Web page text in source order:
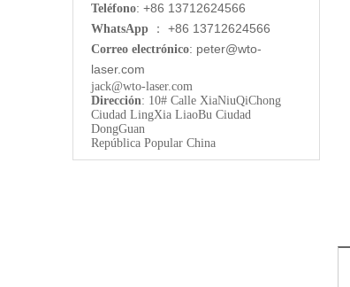
Teléfono: +86 13712624566
WhatsApp ： +86 13712624566
Correo electrónico: peter@wto-
laser.com
jack@wto-laser.com
Dirección: 10# Calle XiaNiuQiChong
Ciudad LingXia LiaoBu Ciudad
DongGuan
República Popular China